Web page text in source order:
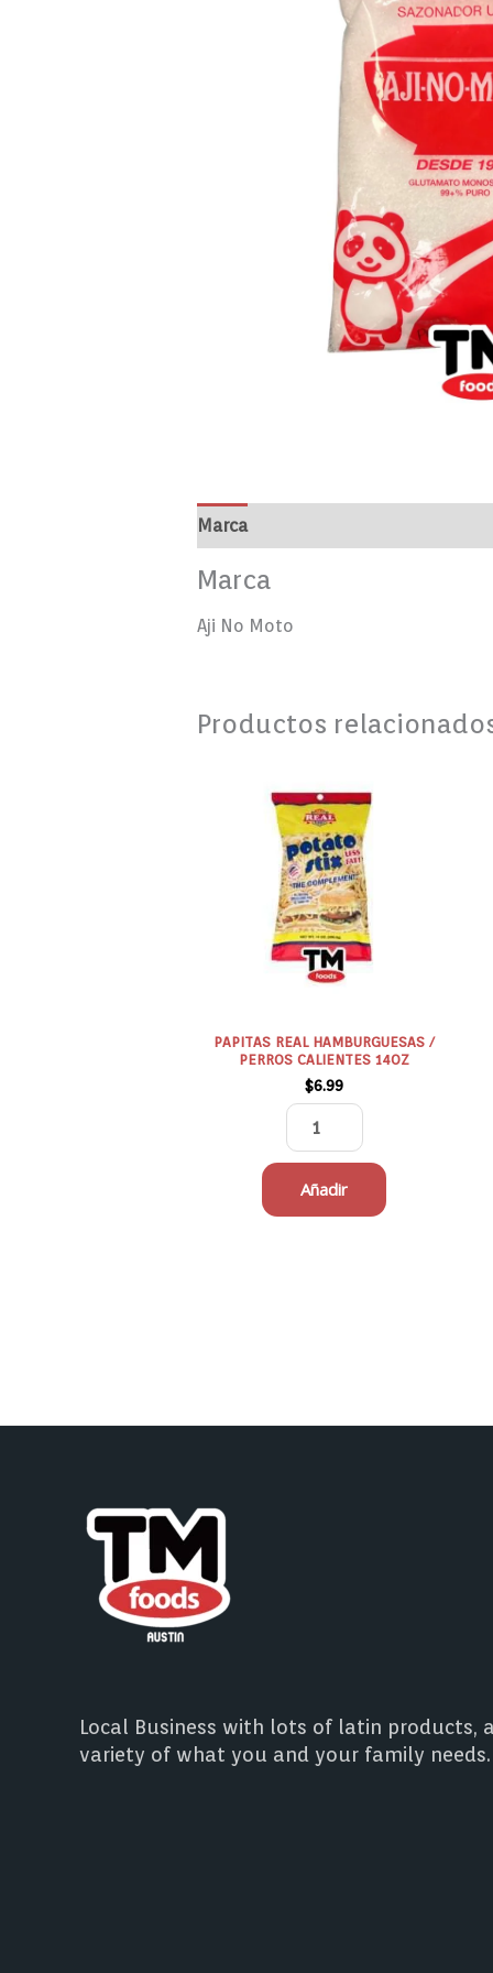
Marca
Marca
Aji No Moto
Productos
PAPITAS REAL HAMBURGUESAS /
PERROS CALIENTES 14OZ
$6.99
REAL
HAMBURGUESAS
/
PERROS
CALIENTES
14OZ
cantidad
Añadir
Local Business with lots of latin products, a
variety of what you and your family needs.